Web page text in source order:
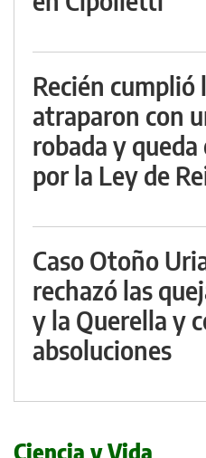
Recién cumplió
atraparon con
robada y
por la Ley de
Caso Otoño
rechazó las
y la Querella y
absoluciones
Ciencia y Vida